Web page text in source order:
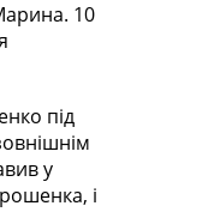
10
під
у
і